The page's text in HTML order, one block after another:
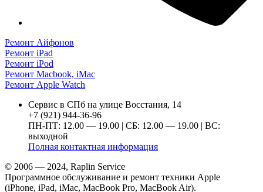
Ремонт Айфонов
Ремонт iPad
Ремонт iPod
Ремонт Macbook, iMac
Ремонт Apple Watch
Сервис в СПб на улице Восстания, 14
+7 (921) 944-36-96
ПН-ПТ: 12.00 — 19.00 | СБ: 12.00 — 19.00 | ВС:
выходной
Полная контактная информация
© 2006 — 2024, Raplin Service
Программное обслуживание и ремонт техники Apple
(iPhone, iPad, iMac, MacBook Pro, MacBook Air).